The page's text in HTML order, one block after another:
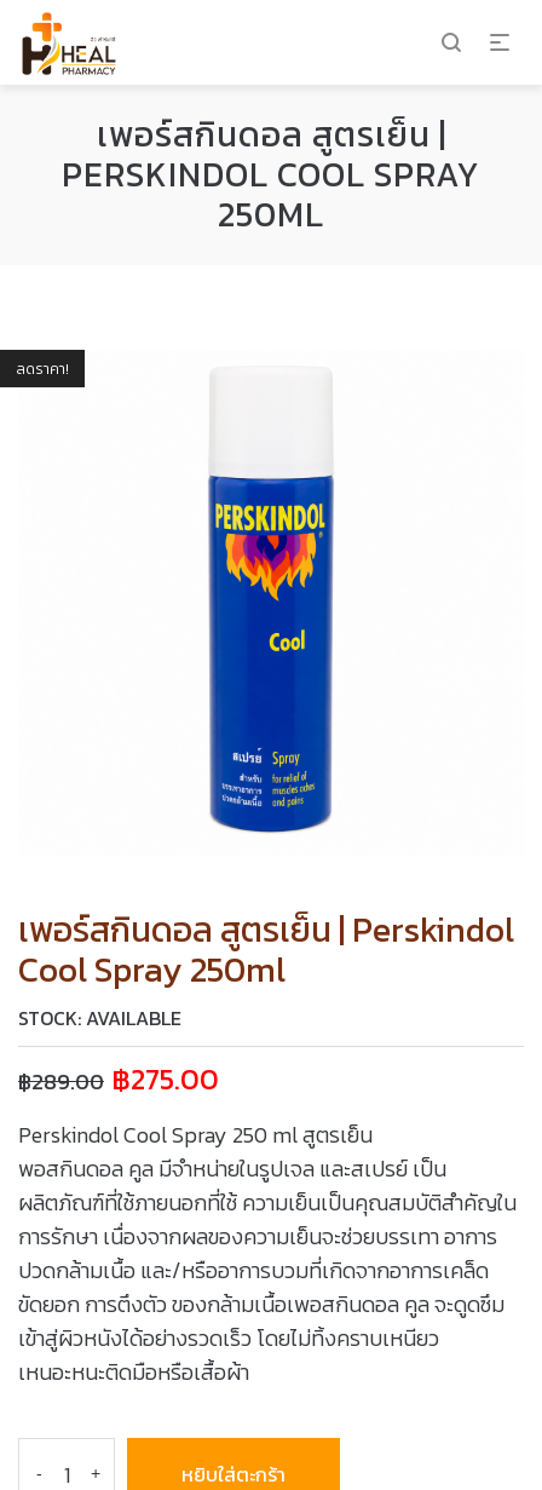
เพอร์สกินดอล สูตรเย็น |
PERSKINDOL COOL SPRAY
250ML
ลดราคา!
เพอร์สกินดอล สูตรเย็น | Perskindol
Cool Spray 250ml
STOCK: AVAILABLE
฿289.00 ฿275.00
Perskindol Cool Spray 250 ml สูตรเย็น
พอสกินดอล คูล มีจำหน่ายในรูปเจล และสเปรย์ เป็น
ผลิตภัณฑ์ที่ใช้ภายนอกที่ใช้ ความเย็นเป็นคุณสมบัติสำคัญใน
การรักษา เนื่องจากผลของความเย็นจะช่วยบรรเทา อาการ
ปวดกล้ามเนื้อ และ/หรืออาการบวมที่เกิดจากอาการเคล็ด
ขัดยอก การตึงตัว ของกล้ามเนื้อเพอสกินดอล คูล จะดูดซึม
เข้าสู่ผิวหนังได้อย่างรวดเร็ว โดยไม่ทิ้งคราบเหนียว
เหนอะหนะติดมือหรือเสื้อผ้า
- + หยิบใส่ตะกร้า